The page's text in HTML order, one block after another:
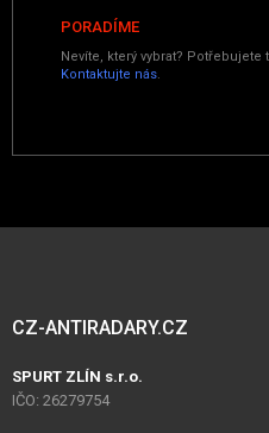
PORADÍME
Nevíte, který vybrat?
Kontaktujte nás.
CZ-ANTIRADARY.CZ
SPURT ZLÍN s.r.o.
IČO: 26279754